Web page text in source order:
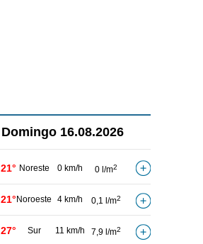
Domingo 16.08.2026
21° Noreste 0 km/h 0 l/m2
21° Noroeste 4 km/h 0,1 l/m2
27° Sur 11 km/h 7,9 l/m2